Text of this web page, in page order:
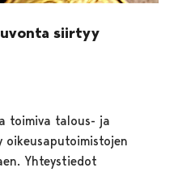
siirtyy
toimiva talous- ja
Yhteystiedot